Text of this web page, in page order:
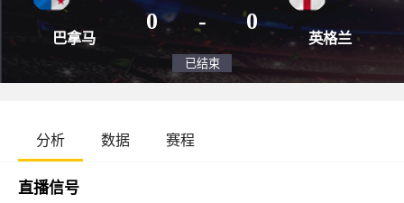
巴拿马
世界杯 | 2026-06-28 05:00
0
英
分析 数据 赛程
直播信号